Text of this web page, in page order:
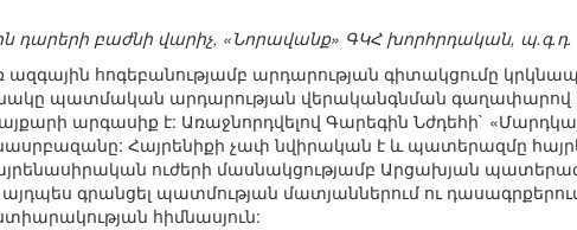
դարերի բաժնի վարիչ, «Նորավանք» ԳԿՀ խորհրդական, պ.գ.դ.
հոգեբանությամբ արդարության գիտակցումը
պատմական արդարության վերականգնման գաղափարով
արգասիք է: Առաջնորդվելով Գարեգին Նժդեհի`
Հայրենիքի չափ նվիրական է և պատերազմը
ուժերի մասնակցությամբ Արցախյան
գրանցել պատմության մատյաններում ու
հիմնասյուն: